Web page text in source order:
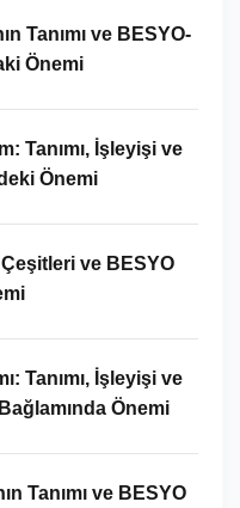
Tanımı ve BESYO-
Önemi
Tanımı, İşleyişi ve
Önemi
Çeşitleri ve BESYO
Tanımı, İşleyişi ve
Önemi
Tanımı ve BESYO